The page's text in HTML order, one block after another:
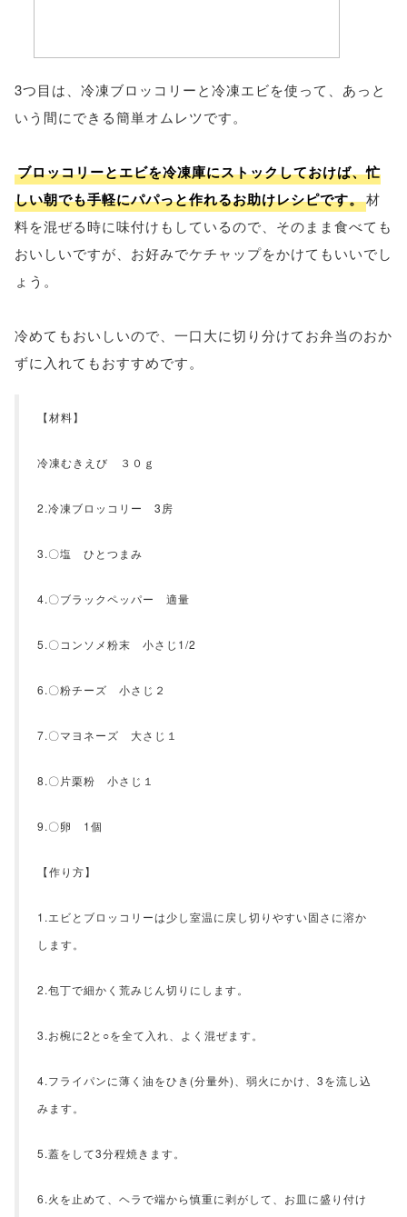
3つ目は、冷凍ブロッコリーと冷凍エビを使って、あっと
いう間にできる簡単オムレツです。
ブロッコリーとエビを冷凍庫にストックしておけば、忙
しい朝でも手軽にパパっと作れるお助けレシピです。材
料を混ぜる時に味付けもしているので、そのまま食べても
おいしいですが、お好みでケチャップをかけてもいいでし
ょう。
冷めてもおいしいので、一口大に切り分けてお弁当のおか
ずに入れてもおすすめです。
【材料】
冷凍むきえび ３０ｇ
2.冷凍ブロッコリー 3房
3.〇塩 ひとつまみ
4.〇ブラックペッパー 適量
5.〇コンソメ粉末 小さじ1/2
6.〇粉チーズ 小さじ２
7.〇マヨネーズ 大さじ１
8.〇片栗粉 小さじ１
9.〇卵 1個
【作り方】
1.エビとブロッコリーは少し室温に戻し切りやすい固さに溶か
します。
2.包丁で細かく荒みじん切りにします。
3.お椀に2と○を全て入れ、よく混ぜます。
4.フライパンに薄く油をひき(分量外)、弱火にかけ、3を流し込
みます。
5.蓋をして3分程焼きます。
6.火を止めて、ヘラで端から慎重に剥がして、お皿に盛り付け